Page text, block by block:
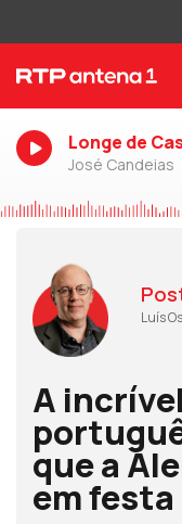
Longe de
José Candeias
Luís
A
que a
em festa